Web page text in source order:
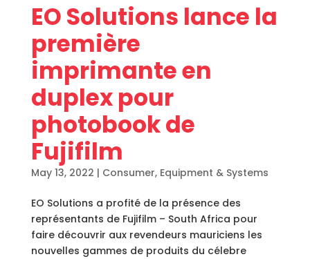
EO Solutions lance la
première
imprimante en
duplex pour
photobook de
Fujifilm
May 13, 2022 | Consumer, Equipment & Systems
EO Solutions a profité de la présence des
représentants de Fujifilm – South Africa pour
faire découvrir aux revendeurs mauriciens les
nouvelles gammes de produits du célebre